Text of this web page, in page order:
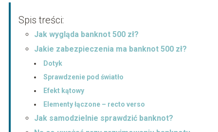
Spis treści:
Jak wygląda banknot 500 zł?
Jakie zabezpieczenia ma banknot 500 zł?
Dotyk
Sprawdzenie pod światło
Efekt kątowy
Elementy łączone – recto verso
Jak samodzielnie sprawdzić banknot?